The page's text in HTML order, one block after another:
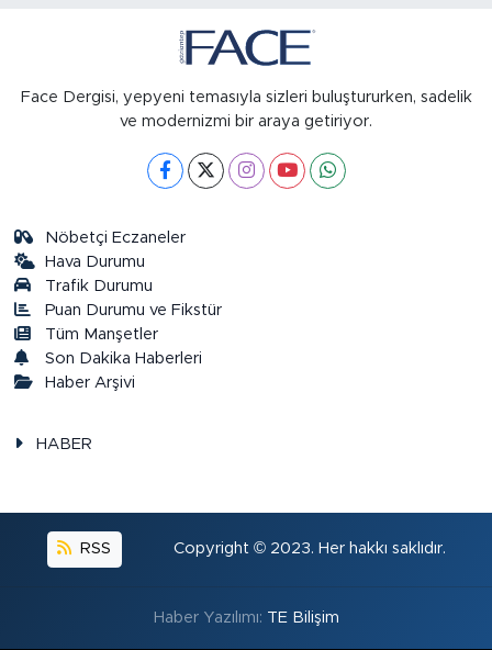
Face Dergisi, yepyeni temasıyla sizleri buluştururken, sadelik
ve modernizmi bir araya getiriyor.
Nöbetçi Eczaneler
Hava Durumu
Trafik Durumu
Puan Durumu ve Fikstür
Tüm Manşetler
Son Dakika Haberleri
Haber Arşivi
HABER
RSS Copyright © 2023. Her hakkı saklıdır.
Haber Yazılımı: TE Bilişim